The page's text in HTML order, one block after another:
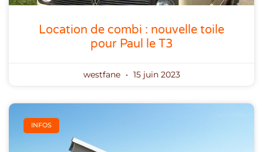
Location de combi : nouvelle toile
pour Paul le T3
westfane 15 juin 2023
INFOS